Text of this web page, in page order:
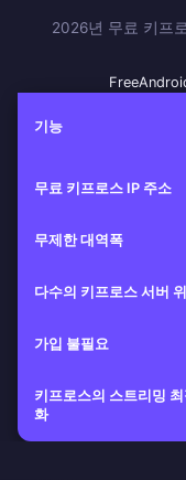
2026년 무료 키프
기능
무료 키프로스 IP 주소
무제한 대역폭
다수의 키프로스 서버 위
가입 불필요
키프로스의 스트리밍 최
화